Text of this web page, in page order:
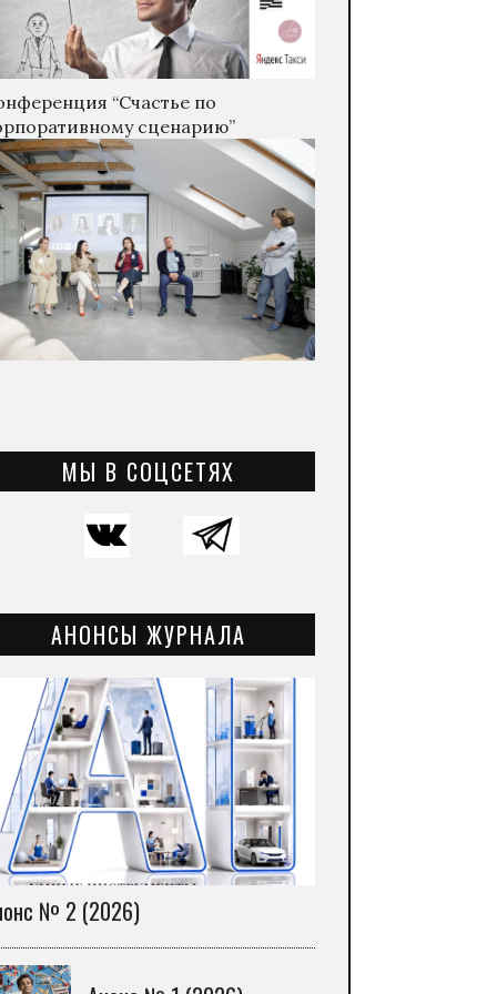
“Счастье по
сценарию”
МЫ В СОЦСЕТЯХ
АНОНСЫ ЖУРНАЛА
№ 2 (2026)